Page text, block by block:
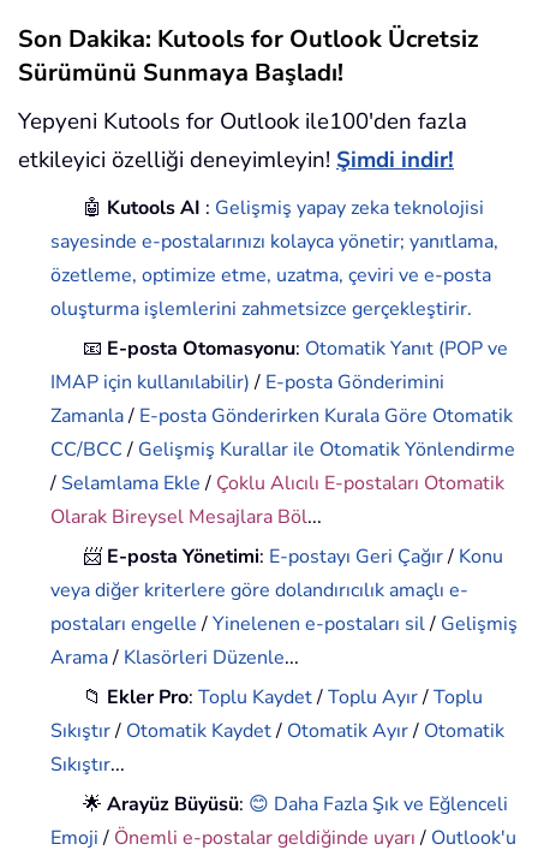
Son Dakika: Kutools for Outlook Ücretsiz
Sürümünü Sunmaya Başladı!
Yepyeni Kutools for Outlook ile100'den fazla
etkileyici özelliği deneyimleyin! Şimdi indir!
🤖 Kutools AI : Gelişmiş yapay zeka teknolojisi
sayesinde e-postalarınızı kolayca yönetir; yanıtlama,
özetleme, optimize etme, uzatma, çeviri ve e-posta
oluşturma işlemlerini zahmetsizce gerçekleştirir.
📧 E-posta Otomasyonu: Otomatik Yanıt (POP ve
IMAP için kullanılabilir)/ E-posta Gönderimini
Zamanla/ E-posta Gönderirken Kurala Göre Otomatik
CC/BCC/ Gelişmiş Kurallar ile Otomatik Yönlendirme
/ Selamlama Ekle/ Çoklu Alıcılı E-postaları Otomatik
Olarak Bireysel Mesajlara Böl...
📨 E-posta Yönetimi: E-postayı Geri Çağır/ Konu
veya diğer kriterlere göre dolandırıcılık amaçlı e-
postaları engelle/Yinelenen e-postaları sil/ Gelişmiş
Arama/ Klasörleri Düzenle...
📁 Ekler Pro:Toplu Kaydet/Toplu Ayır/Toplu
Sıkıştır/ Otomatik Kaydet/ Otomatik Ayır/ Otomatik
Sıkıştır...
🌟Arayüz Büyüsü: 😊 Daha Fazla Şık ve Eğlenceli
Emoji/ Önemli e-postalar geldiğinde uyarı/ Outlook'u